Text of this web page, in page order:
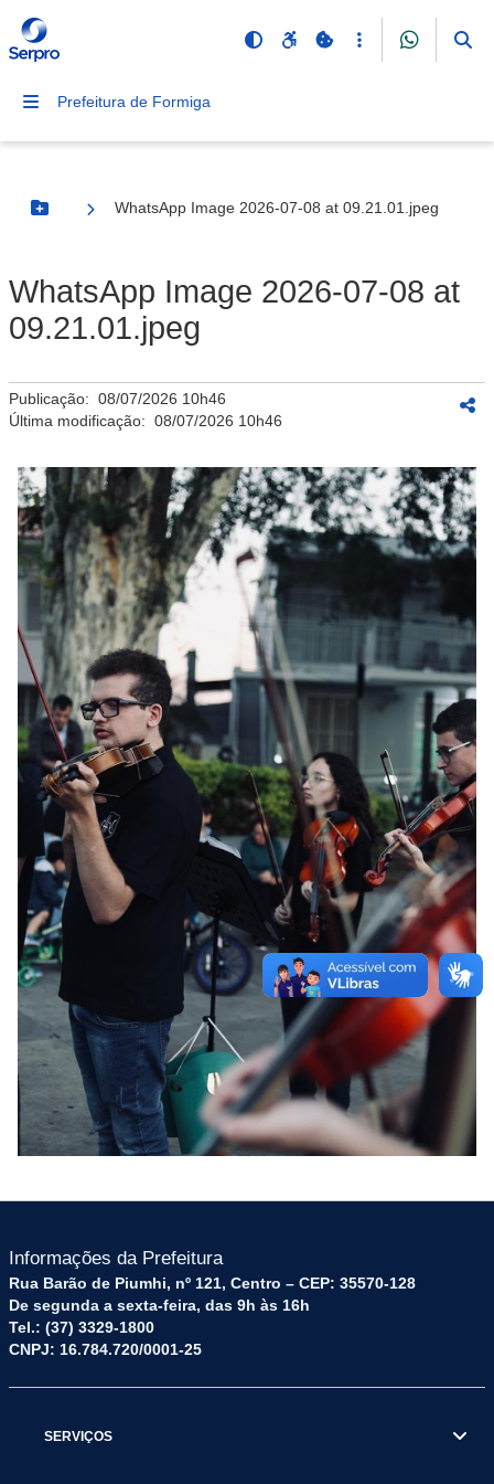
Prefeitura de Formiga
Botão Menu
WhatsApp Image 2026-07-08 at 09.21.01.jpeg
WhatsApp Image 2026-07-08 at
09.21.01.jpeg
Publicação: 08/07/2026 10h46
Última modificação: 08/07/2026 10h46
Informações da Prefeitura
Rua Barão de Piumhi, nº 121, Centro – CEP: 35570-128
De segunda a sexta-feira, das 9h às 16h
Tel.: (37) 3329-1800
CNPJ: 16.784.720/0001-25
SERVIÇOS